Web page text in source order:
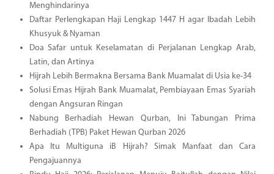
Menghindarinya
Daftar Perlengkapan Haji Lengkap 1447 H agar Ibadah Lebih
Khusyuk & Nyaman
Doa Safar untuk Keselamatan di Perjalanan Lengkap Arab,
Latin, dan Artinya
Hijrah Lebih Bermakna Bersama Bank Muamalat di Usia ke-34
Solusi Emas Hijrah Bank Muamalat, Pembiayaan Emas Syariah
dengan Angsuran Ringan
Nabung Berhadiah Hewan Qurban, Ini Tabungan Prima
Berhadiah (TPB) Paket Hewan Qurban 2026
Apa Itu Multiguna iB Hijrah? Simak Manfaat dan Cara
Pengajuannya